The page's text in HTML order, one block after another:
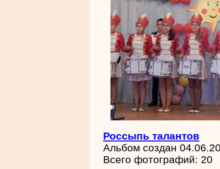
Россыпь талантов
Альбом создан
Всего фотографий: 20